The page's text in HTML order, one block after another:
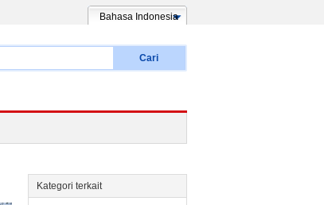
Bahasa Indonesia
Cari
Kategori terkait